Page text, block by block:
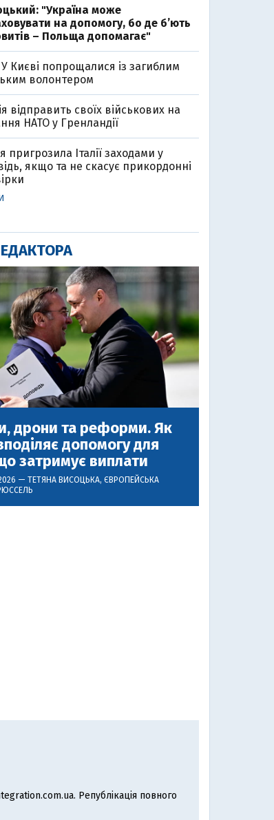
"Україна може
на допомогу, бо де б’ють
– Польща допомагає"
У Києві попрощалися із загиблим
волонтером
відправить своїх військових на
НАТО у Гренландії
пригрозила Італії заходами у
якщо та не скасує прикордонні
дрони та реформи. Як
допомогу для
затримує виплати
— ТЕТЯНА ВИСОЦЬКА, ЄВРОПЕЙСЬКА
Републікація повного